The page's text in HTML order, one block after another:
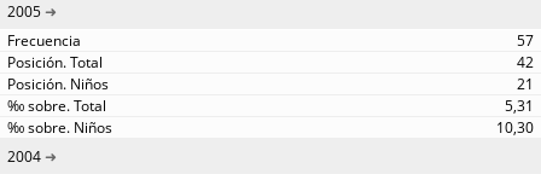
2005
57
42
21
5,31
10,30
2004